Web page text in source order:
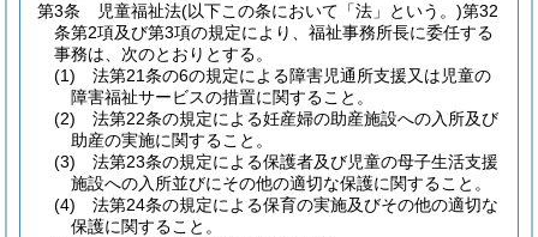
第3条
児童福祉法(以下この条において「法」という。)第32
条第2項及び第3項の規定により、福祉事務所長に委任する
事務は、次のとおりとする。
(1)
法第21条の6の規定による障害児通所支援又は児童の
障害福祉サービスの措置に関すること。
(2)
法第22条の規定による妊産婦の助産施設への入所及び
助産の実施に関すること。
(3)
法第23条の規定による保護者及び児童の母子生活支援
施設への入所並びにその他の適切な保護に関すること。
(4)
法第24条の規定による保育の実施及びその他の適切な
保護に関すること。